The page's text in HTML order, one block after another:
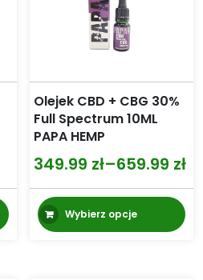
Olejek CBD + CBG 30%
Full Spectrum 10ML
PAPA HEMP
349.99 zł–659.99 zł
Zakres
cen:
od
Wybierz opcje